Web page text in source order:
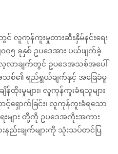
င် လူကုန်ကူးမှုတားဆီးနှိမ်နင်းရေး
၀၀၅ ခုနှစ် ဥပဒေအား ပယ်ဖျက်ခဲ့
ေ့လာချက်တွင် ဥပဒေအသစ်အပေါ်
အသစ်၏ ရည်ရွယ်ချက်နှင့် အခြေခံမူ
ျိန်ထိုးမှုများ၊ လူကုန်ကူးခံရသူများ
င့်ရှောက်ခြင်း၊ လူကုန်ကူးခံရသော
ေးများ တို့ကို ဥပဒေအကိုးအကား
နည်းချက်များကို သုံးသပ်တင်ပြ